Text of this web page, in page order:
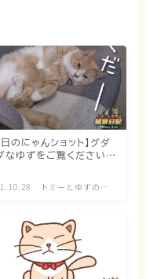
日のにゃんショット】グダ
なゆずをご覧ください…
トミーとゆずの観